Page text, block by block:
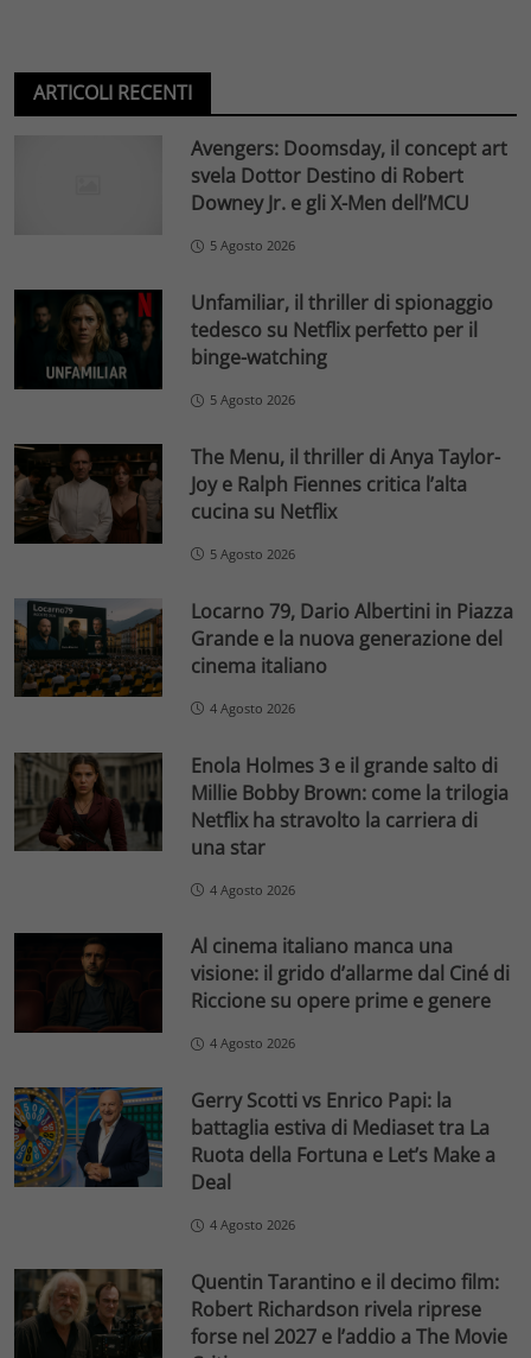
ARTICOLI RECENTI
Avengers: Doomsday, il concept art
svela Dottor Destino di Robert
Downey Jr. e gli X-Men dell’MCU
5 Agosto 2026
Unfamiliar, il thriller di spionaggio
tedesco su Netflix perfetto per il
binge-watching
5 Agosto 2026
The Menu, il thriller di Anya Taylor-
Joy e Ralph Fiennes critica l’alta
cucina su Netflix
5 Agosto 2026
Locarno 79, Dario Albertini in Piazza
Grande e la nuova generazione del
cinema italiano
4 Agosto 2026
Enola Holmes 3 e il grande salto di
Millie Bobby Brown: come la trilogia
Netflix ha stravolto la carriera di
una star
4 Agosto 2026
Al cinema italiano manca una
visione: il grido d’allarme dal Ciné di
Riccione su opere prime e genere
4 Agosto 2026
Gerry Scotti vs Enrico Papi: la
battaglia estiva di Mediaset tra La
Ruota della Fortuna e Let’s Make a
Deal
4 Agosto 2026
Quentin Tarantino e il decimo film:
Robert Richardson rivela riprese
forse nel 2027 e l’addio a The Movie